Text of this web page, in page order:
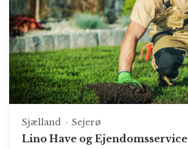
Sjælland Sejerø
Lino Have og Ejendomsservice